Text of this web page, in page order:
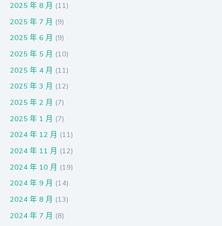
2025 年 8 月 (11)
2025 年 7 月 (9)
2025 年 6 月 (9)
2025 年 5 月 (10)
2025 年 4 月 (11)
2025 年 3 月 (12)
2025 年 2 月 (7)
2025 年 1 月 (7)
2024 年 12 月 (11)
2024 年 11 月 (12)
2024 年 10 月 (19)
2024 年 9 月 (14)
2024 年 8 月 (13)
2024 年 7 月 (8)